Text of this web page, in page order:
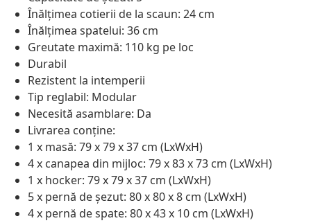
Înălțimea cotierii de la scaun: 24 cm
Înălțimea spatelui: 36 cm
Greutate maximă: 110 kg pe loc
Durabil
Rezistent la intemperii
Tip reglabil: Modular
Necesită asamblare: Da
Livrarea conține:
1 x masă: 79 x 79 x 37 cm (LxWxH)
4 x canapea din mijloc: 79 x 83 x 73 cm (LxWxH)
1 x hocker: 79 x 79 x 37 cm (LxWxH)
5 x pernă de șezut: 80 x 80 x 8 cm (LxWxH)
4 x pernă de spate: 80 x 43 x 10 cm (LxWxH)